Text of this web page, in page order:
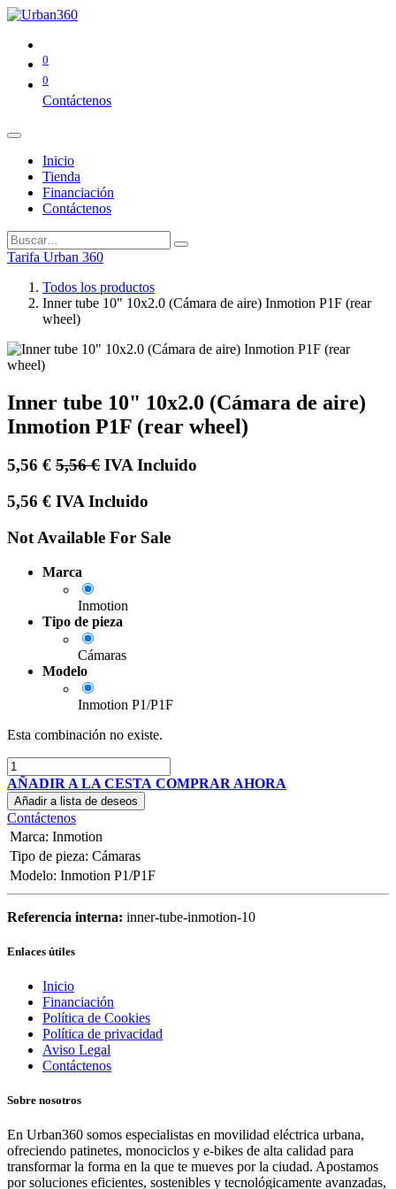
0
0
Contáctenos
Inicio
Tienda
Financiación
Contáctenos
Tarifa Urban 360
Todos los productos
Inner tube 10" 10x2.0 (Cámara de aire) Inmotion P1F (rear
wheel)
Inner tube 10" 10x2.0 (Cámara de aire)
Inmotion P1F (rear wheel)
5,56 € 5,56€ IVA Incluido
5,56 € IVA Incluido
Not Available For Sale
Marca
Inmotion
Tipo de pieza
Cámaras
Modelo
Inmotion P1/P1F
Esta combinación no existe.
AÑADIR A LA CESTA COMPRAR AHORA
Añadir a lista de deseos
Contáctenos
Marca: Inmotion
Tipo de pieza: Cámaras
Modelo: Inmotion P1/P1F
Referencia interna: inner-tube-inmotion-10
Enlaces útiles
Inicio
Financiación
Política de Cookies
Política de privacidad
Aviso Legal
Contáctenos
Sobre nosotros
En Urban360 somos especialistas en movilidad eléctrica urbana,
ofreciendo patinetes, monociclos y e-bikes de alta calidad para
transformar la forma en la que te mueves por la ciudad. Apostamos
por soluciones eficientes, sostenibles y tecnológicamente avanzadas,